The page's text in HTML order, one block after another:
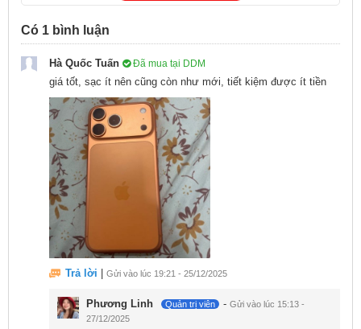
Có 1 bình luận
Hà Quốc Tuấn Đã mua tại DDM
giá tốt, sạc ít nên cũng còn như mới, tiết kiệm được ít tiền
Trả lời Gửi vào lúc 19:21 - 25/12/2025
Phương Linh Quản trị viên - Gửi vào lúc 15:13 -
27/12/2025